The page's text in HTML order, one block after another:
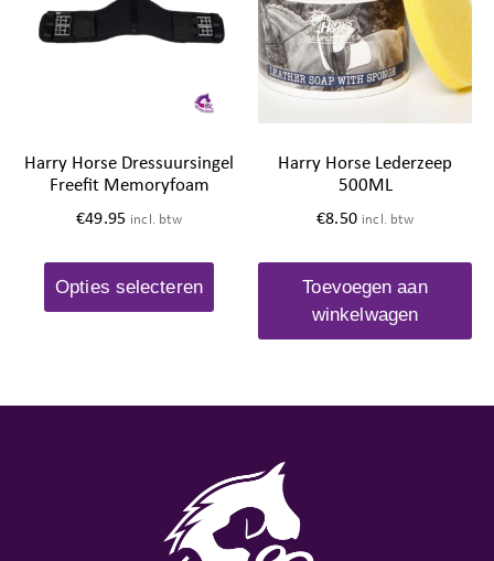
Harry Horse Dressuursingel
Freefit Memoryfoam
€49.95 incl. btw
Opties selecteren
Harry Horse Lederzeep
500ML
€8.50 incl. btw
Toevoegen aan
winkelwagen